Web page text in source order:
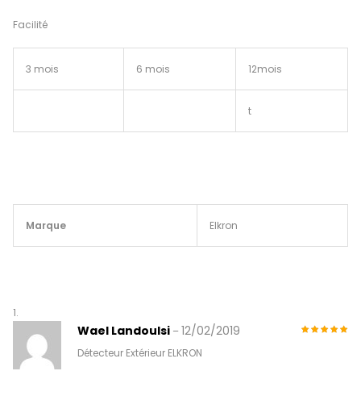
Facilité
3 mois 6 mois 12mois
t
Marque Elkron
Wael Landoulsi –12/02/2019
Détecteur Extérieur ELKRON